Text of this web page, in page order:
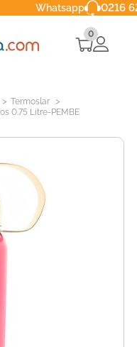
0216 629 90 40
0
> Termoslar >
0.75 Litre-PEMBE